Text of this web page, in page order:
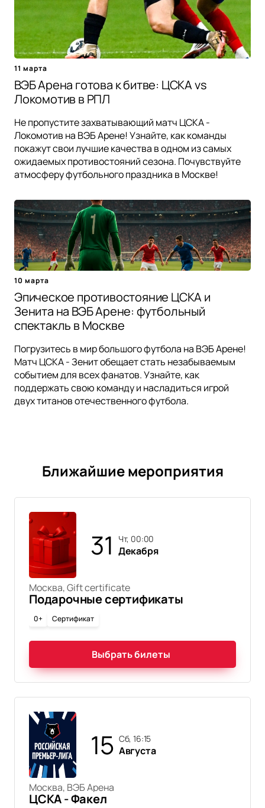
11 марта
ВЭБ Арена готова к битве: ЦСКА vs
Локомотив в РПЛ
Не пропустите захватывающий матч ЦСКА -
Локомотив на ВЭБ Арене! Узнайте, как команды
покажут свои лучшие качества в одном из самых
ожидаемых противостояний сезона. Почувствуйте
атмосферу футбольного праздника в Москве!
10 марта
Эпическое противостояние ЦСКА и
Зенита на ВЭБ Арене: футбольный
спектакль в Москве
Погрузитесь в мир большого футбола на ВЭБ Арене!
Матч ЦСКА - Зенит обещает стать незабываемым
событием для всех фанатов. Узнайте, как
поддержать свою команду и насладиться игрой
двух титанов отечественного футбола.
Ближайшие мероприятия
31 чт, 00:00
Декабря
Москва, Gift certificate
Подарочные сертификаты
0+ Сертификат
Выбрать билеты
15 сб, 16:15
Августа
Москва, ВЭБ Арена
ЦСКА - Факел